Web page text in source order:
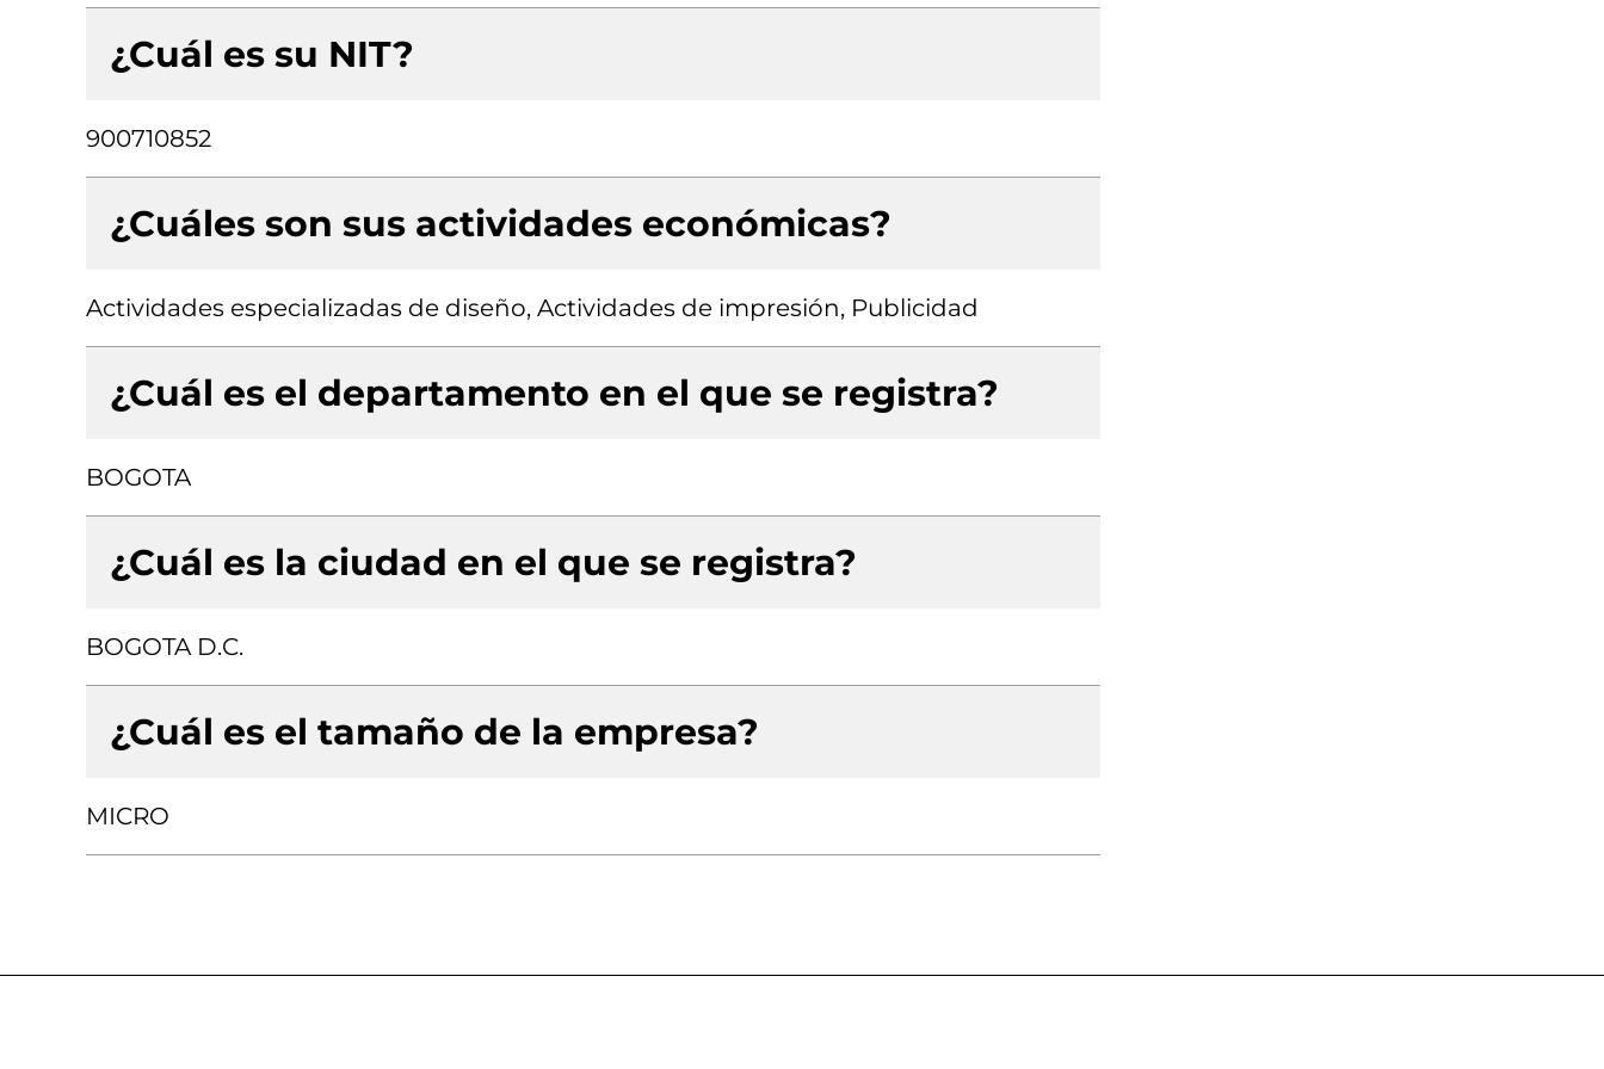
¿Cuál es su NIT?
900710852
¿Cuáles son sus actividades económicas?
Actividades especializadas de diseño, Actividades de impresión, Publicidad
¿Cuál es el departamento en el que se registra?
BOGOTA
¿Cuál es la ciudad en el que se registra?
BOGOTA D.C.
¿Cuál es el tamaño de la empresa?
MICRO